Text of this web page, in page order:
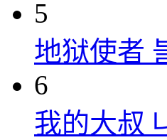
5
地狱使者
6
我的大叔